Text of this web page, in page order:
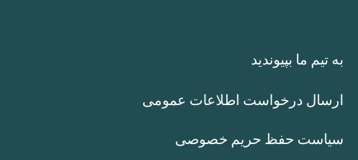
به تیم ما بپیوندید
ارسال درخواست اطلاعات عمومی
سیاست حفظ حریم خصوصی